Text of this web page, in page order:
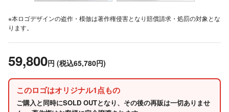
※本ロゴデザインの盗作・模倣は著作権侵害となり賠償請求・処罰の対象とな
ります。
59,800円 (税込65,780円)
このロゴはオリジナル1点もの
ご購入と同時にSOLD OUTとなり、その後の再販は一切ありませ